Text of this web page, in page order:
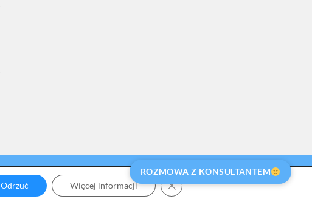
OPINIE O AWIH
Odrzuć Więcej informacji ZAMKNIJ PANEL POWIADOMIEŃ
ROZMOWA Z KONSULTANTEM